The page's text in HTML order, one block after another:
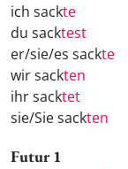
ich sackte
du sacktest
er/sie/es sackte
wir sackten
ihr sacktet
sie/Sie sackten
Futur 1